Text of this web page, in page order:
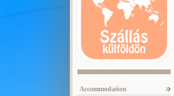
Accommodation